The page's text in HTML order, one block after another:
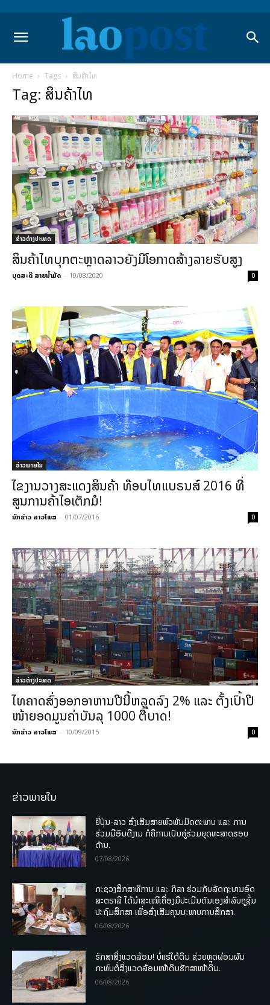
Home Tags ສິນຄ້າໄທ
Tag: ສິນຄ້າໄທ
ຂ່າວຕ່າງປະເທດ
ສິນຄ້າໄທບຸກຕະຫຼາດລາວຍັງມີໂອກາດສ້າງລາຍຮັບສູງ
ບຸດສະດີ ສາຍນ້ຳມັດ - 10/08/2020 0
ຂ່າວພາຍ​ໃນ
ໄຂງານວາງສະແດງສິນຄ້າ ທ໊ອບໄທແບຣນສ໌ 2016 ທີ່
ສູນການຄ້າໄອເຕັກມໍ!
ນັກຂ່າວ ລາວໂພສ - 01/07/2016 0
ຂ່າວຕ່າງປະເທດ
ໄທຄາດສົ່ງອອກອາຫານປີນີ້ຫລຸດລົງ 2% ແລະ ຕັ້ງເປົ້າປີ
ໜ້າຍອດມູນຄ່າບັນລຸ 1000 ຕື້ບາດ!
ນັກຂ່າວ ລາວໂພສ - 10/09/2015 0
ຂ່າວພາຍໃນ
ຍີ່ປຸ່ນ-ລາວ ສົ່ງເສີມສາຍພົວພັນມິດຕະພາບ ແລະ ການ
ຮ່ວມມືອັນດີງາມ ກໍຄືການເປັນຄູ່ຮ່ວມຍຸດທະສາດຮອບ
ດ້ານ.
07/08/2026
ກະຊວງສຶກສາທິການ ແລະ ກິລາ ຮ່ວມກັບລັດຖະບານອົດ
ສະຕຣາລີ ໄດ້ນຳສະເໜີເຄື່ອງມືປະເມີນຕົນເອງສຳລັບຄູຊັ້ນ
ປະຖົມສຶກສາ ເພື່ອສົ່ງເສີມຄຸນນະພາບການສຶກສາ.
06/08/2026
ຮັກສາສິ່ງແວດລ້ອມ! ບໍ່ແຮ່ໃຕ້ດິນ ຊ່ວຍຫຼຸດຜ່ອນຜົນ
ກະທົບຕໍ່ສິ່ງແວດລ້ອມໜ້າດິນຮັກສາໜ້າດິນ.
06/08/2026